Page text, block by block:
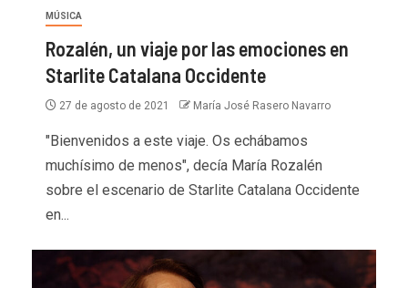
MÚSICA
Rozalén, un viaje por las emociones en
Starlite Catalana Occidente
27 de agosto de 2021 María José Rasero Navarro
"Bienvenidos a este viaje. Os echábamos
muchísimo de menos", decía María Rozalén
sobre el escenario de Starlite Catalana Occidente
en...